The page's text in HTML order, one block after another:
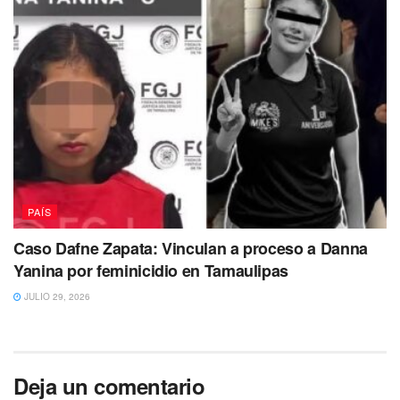
PAÍS
Caso Dafne Zapata: Vinculan a proceso a Danna
Yanina por feminicidio en Tamaulipas
JULIO 29, 2026
Deja un comentario